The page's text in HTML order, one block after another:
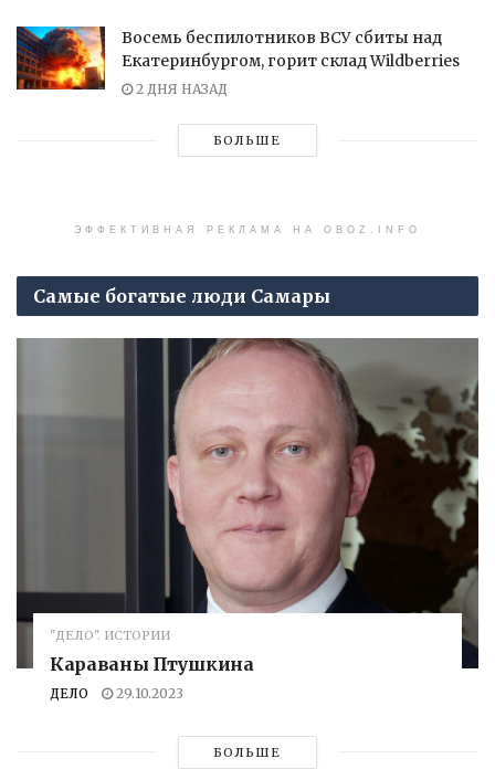
Восемь беспилотников ВСУ сбиты над
Екатеринбургом, горит склад Wildberries
2 ДНЯ НАЗАД
БОЛЬШЕ
ЭФФЕКТИВНАЯ РЕКЛАМА НА OBOZ.INFO
Самые богатые люди Самары
"ДЕЛО". ИСТОРИИ
Караваны Птушкина
ДЕЛО 29.10.2023
БОЛЬШЕ